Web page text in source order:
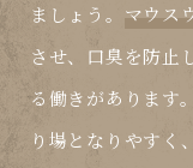
ましょう。 マウス
させ、口臭を防止
る働きがあります
り場となりやすく